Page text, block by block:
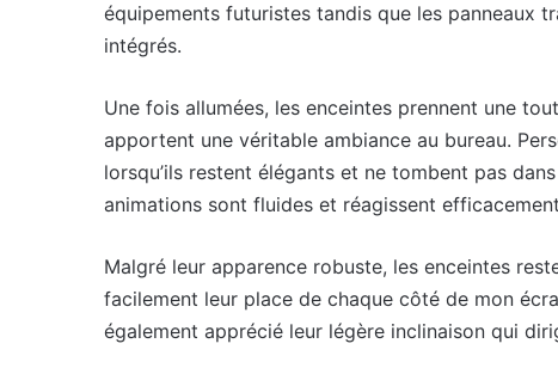
équipements futuristes tandis que les panneaux
intégrés.
Une fois allumées, les enceintes prennent une
apportent une véritable ambiance au bureau.
lorsqu’ils restent élégants et ne tombent pas
animations sont fluides et réagissent
Malgré leur apparence robuste, les enceintes
facilement leur place de chaque côté de mon
également apprécié leur légère inclinaison qui